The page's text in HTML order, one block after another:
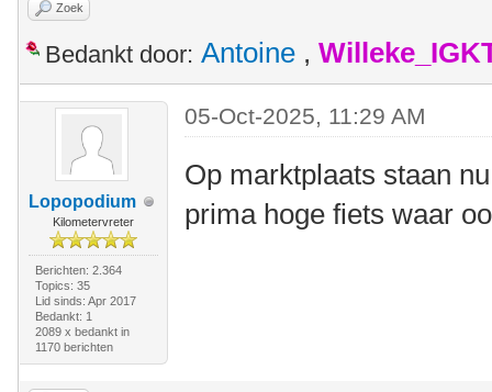
Zoek
Bedankt door: Antoine ,
Lopopodium
Kilometervreter
Berichten: 2.364
Topics: 35
Lid sinds: Apr 2017
Bedankt: 1
2089 x bedankt in
1170 berichten
05-Oct-2025, 11:29 AM
Op marktplaats staan
prima hoge fiets waar